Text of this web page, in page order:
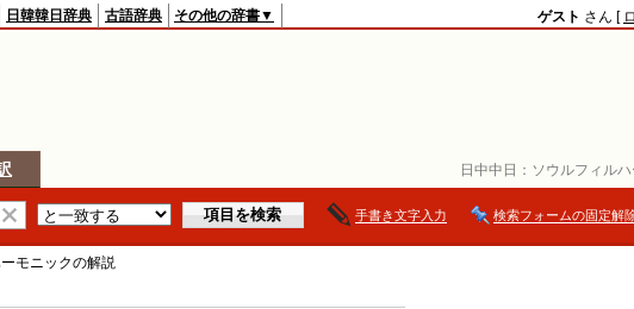
日中中日： ソウルフィル
日韓韓日辞典 古語辞典 その他の辞書▼ ゲスト さん [
手書き文字入力 検索フォームの固定解
モニックの解説